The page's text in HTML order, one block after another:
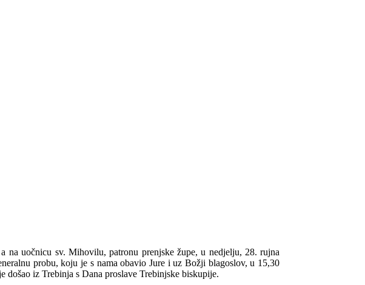
na uočnicu sv. Mihovilu, patronu prenjske župe, u nedjelju, 28. rujna
probu, koju je s nama obavio Jure i uz Božji blagoslov, u 15,30
došao iz Trebinja s Dana proslave Trebinjske biskupije.